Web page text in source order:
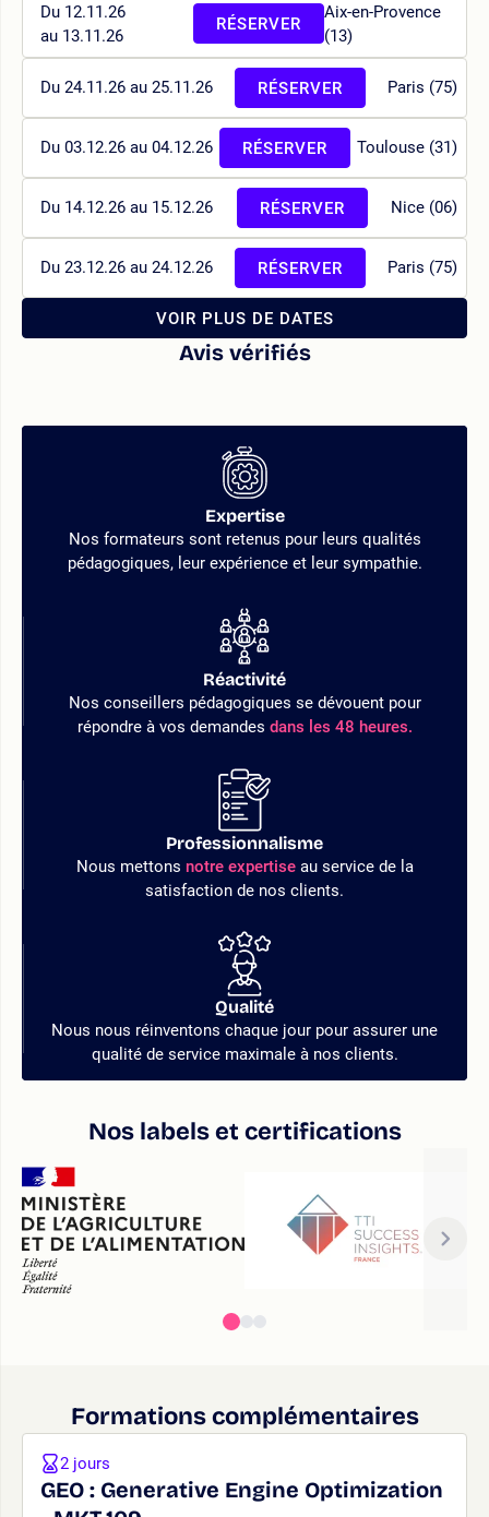
Du 12.11.26
au 13.11.26
Aix-en-Provence
(13)
RÉSERVER
Du 24.11.26 au 25.11.26 Paris (75)
RÉSERVER
Du 03.12.26 au 04.12.26 Toulouse (31)
RÉSERVER
Du 14.12.26 au 15.12.26 Nice (06)
RÉSERVER
Du 23.12.26 au 24.12.26 Paris (75)
RÉSERVER
VOIR PLUS DE DATES
Avis vérifiés
Expertise
Nos formateurs sont retenus pour leurs qualités
pédagogiques, leur expérience et leur sympathie.
Réactivité
Nos conseillers pédagogiques se dévouent pour
répondre à vos demandes dans les 48 heures.
Professionnalisme
Nous mettons notre expertiseau service de la
satisfaction de nos clients.
Qualité
Nous nous réinventons chaque jour pour assurer une
qualité de service maximale à nos clients.
Nos labels et certifications
Formations complémentaires
GEO : Generative Engine Optimization
2 jours